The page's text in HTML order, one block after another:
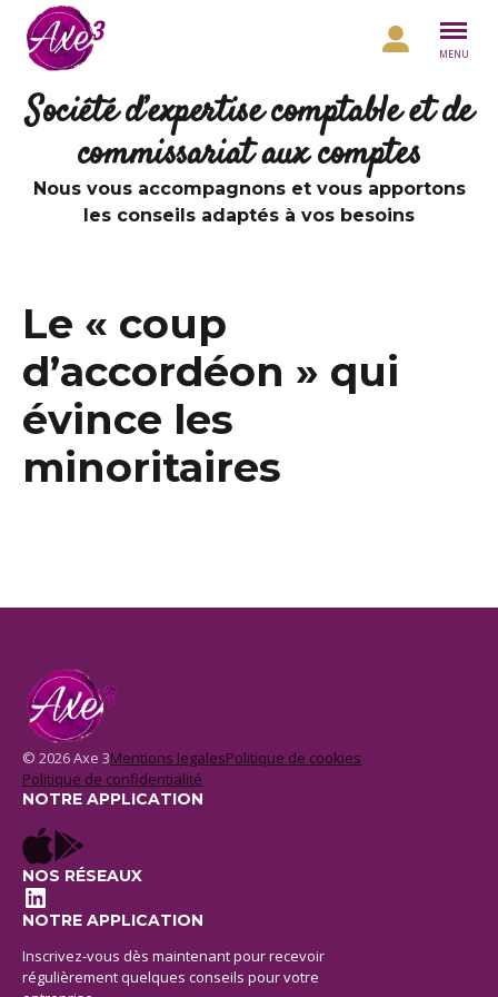
Aller au contenu
MENU
Société d’expertise comptable et de
commissariat aux comptes
Nous vous accompagnons et vous apportons
les conseils adaptés à vos besoins
Le « coup
d’accordéon » qui
évince les
minoritaires
© 2026 Axe 3Mentions legalesPolitique de cookies
Politique de confidentialité
NOTRE APPLICATION
NOS RÉSEAUX
LinkedIn
NOTRE APPLICATION
Inscrivez-vous dès maintenant pour recevoir
régulièrement quelques conseils pour votre